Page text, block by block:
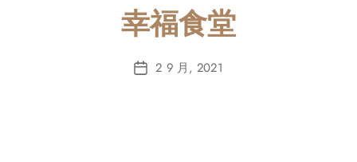
幸福食堂
Post2 9 月, 2021